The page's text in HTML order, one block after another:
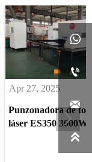
27, 2025
de torreta
ES350 3000W para
de sistemas de




